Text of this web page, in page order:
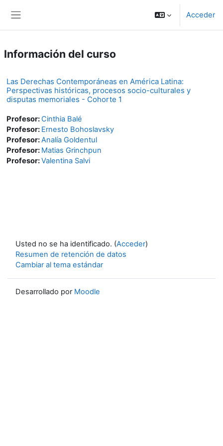
Acceder
Información del curso
Las Derechas Contemporáneas en América Latina:
Perspectivas históricas, procesos socio-culturales y
disputas memoriales - Cohorte 1
Profesor:Cinthia Balé
Profesor: Ernesto Bohoslavsky
Profesor:Analía Goldentul
Profesor: Matias Grinchpun
Profesor:Valentina Salvi
Usted no se ha identificado. (Acceder)
Resumen de retención de datos
Cambiar al tema estándar
Desarrollado por Moodle